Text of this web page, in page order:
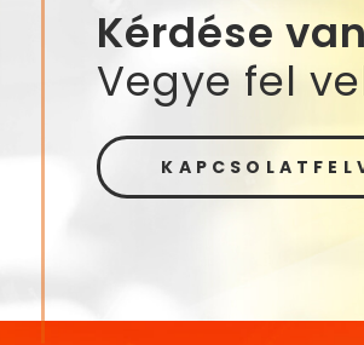
Kérdése
Vegye fel